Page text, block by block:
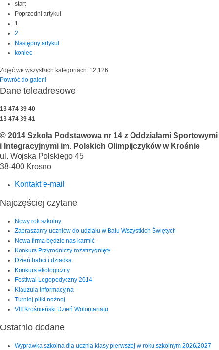
start
Poprzedni artykuł
1
2
Następny artykuł
koniec
Zdjęć we wszystkich kategoriach: 12,126
Powróć do galerii
Dane teleadresowe
13 474 39 40
13 474 39 41
© 2014 Szkoła Podstawowa nr 14 z Oddziałami Sportowymi
i Integracyjnymi im. Polskich Olimpijczyków w Krośnie
ul. Wojska Polskiego 45
38-400 Krosno
Kontakt e-mail
Najczęściej czytane
Nowy rok szkolny
Zapraszamy uczniów do udziału w Balu Wszystkich Świętych
Nowa firma będzie nas karmić
Konkurs Przyrodniczy rozstrzygnięty
Dzień babci i dziadka
Konkurs ekologiczny
Festiwal Logopedyczny 2014
Klauzula informacyjna
Turniej piłki nożnej
VIII Krośnieński Dzień Wolontariatu
Ostatnio dodane
Wyprawka szkolna dla ucznia klasy pierwszej w roku szkolnym 2026/2027